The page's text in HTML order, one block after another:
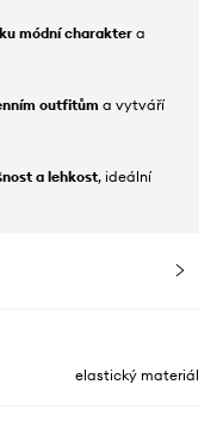
módní charakter a
outfitům a vytváří
a lehkost, ideální
elastický materiál